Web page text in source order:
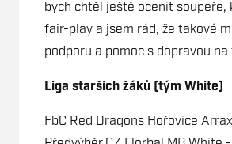
bych chtěl ještě ocenit soupeře,
fair-play a jsem rád, že takové
podporu a pomoc s dopravou na
Liga starších žáků (tým White)
FbC Red Dragons Hořovice